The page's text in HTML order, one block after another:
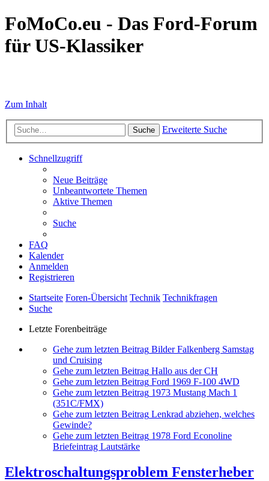
FoMoCo.eu - Das Ford-Forum
für US-Klassiker
Zum Inhalt
Suche Erweiterte Suche
Schnellzugriff
Neue Beiträge
Unbeantwortete Themen
Aktive Themen
Suche
FAQ
Kalender
Anmelden
Registrieren
Startseite Foren-Übersicht Technik Technikfragen
Suche
Letzte Forenbeiträge
Gehe zum letzten Beitrag Bilder Falkenberg Samstag
und Cruising
Gehe zum letzten Beitrag Hallo aus der CH
Gehe zum letzten Beitrag Ford 1969 F-100 4WD
Gehe zum letzten Beitrag 1973 Mustang Mach 1
(351C/FMX)
Gehe zum letzten Beitrag Lenkrad abziehen, welches
Gewinde?
Gehe zum letzten Beitrag 1978 Ford Econoline
Briefeintrag Lautstärke
Elektroschaltungsproblem Fensterheber